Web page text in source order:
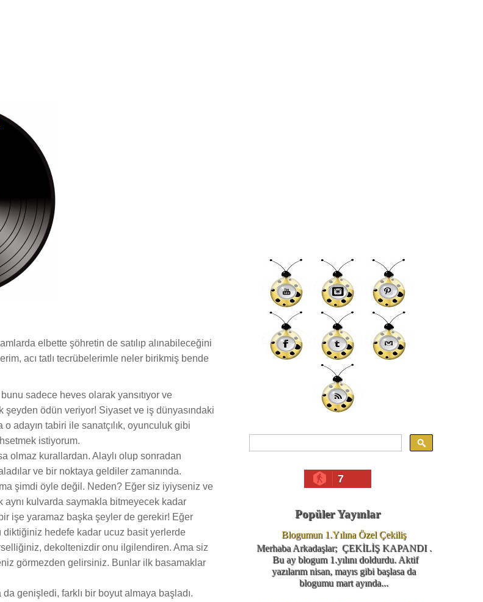
elbette şöhretin de satılıp alınabileceğini
acı tatlı tecrübelerimle neler birikmiş bende
sadece heves olarak yansıtıyor ve
şeyden ödün veriyor! Siyaset ve iş dünyasındaki
o adayın tabiri ile sanatçılık, oyunculuk gibi
istiyorum.
olmaz kurallardan. Alaylı olup sonradan
ve bir noktaya geldiler zamanında.
şimdi öyle değil. Neden? Eğer siz iyiyseniz ve
aynı kulvarda saymakla bitmeyecek kadar
işe yaramaz başka şeyler de gerekir! Eğer
diktiğiniz hedefe kadar ucuz basit yerlerde
dekoltenizdir onu ilgilendiren. Ama siz
görmezden gelirsiniz. Bunlar ilk basamaklar
genişledi, farklı bir boyut almaya başladı.
7
Popüler Yayınlar
Blogumun 1.Yılına Özel Çekiliş
Merhaba Arkadaşlar; ÇEKİLİŞ KAPANDI .
Bu ay blogum 1.yılını doldurdu. Aktif
yazılarım nisan, mayıs gibi başlasa da
blogumu mart ayında...